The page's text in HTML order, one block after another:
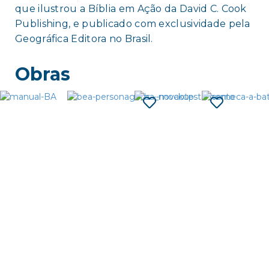
que ilustrou a Bíblia em Ação da David C. Cook
Publishing, e publicado com exclusividade pela
Geográfica Editora no Brasil.
Obras